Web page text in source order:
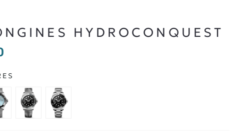
HYDROCONQUEST